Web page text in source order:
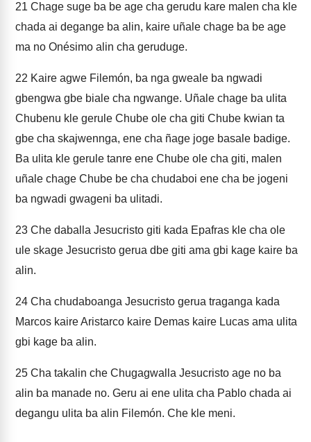
21 Chage suge ba be age cha gerudu kare malen cha kle
chada ai degange ba alin, kaire uñale chage ba be age
ma no Onésimo alin cha geruduge.
22 Kaire agwe Filemón, ba nga gweale ba ngwadi
gbengwa gbe biale cha ngwange. Uñale chage ba ulita
Chubenu kle gerule Chube ole cha giti Chube kwian ta
gbe cha skajwennga, ene cha ñage joge basale badige.
Ba ulita kle gerule tanre ene Chube ole cha giti, malen
uñale chage Chube be cha chudaboi ene cha be jogeni
ba ngwadi gwageni ba ulitadi.
23 Che daballa Jesucristo giti kada Epafras kle cha ole
ule skage Jesucristo gerua dbe giti ama gbi kage kaire ba
alin.
24 Cha chudaboanga Jesucristo gerua traganga kada
Marcos kaire Aristarco kaire Demas kaire Lucas ama ulita
gbi kage ba alin.
25 Cha takalin che Chugagwalla Jesucristo age no ba
alin ba manade no. Geru ai ene ulita cha Pablo chada ai
degangu ulita ba alin Filemón. Che kle meni.